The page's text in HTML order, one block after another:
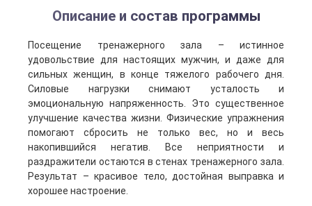
Описание и состав программы
Посещение тренажерного зала – истинное
удовольствие для настоящих мужчин, и даже для
сильных женщин, в конце тяжелого рабочего дня.
Силовые нагрузки снимают усталость и
эмоциональную напряженность. Это существенное
улучшение качества жизни. Физические упражнения
помогают сбросить не только вес, но и весь
накопившийся негатив. Все неприятности и
раздражители остаются в стенах тренажерного зала.
Результат – красивое тело, достойная выправка и
хорошее настроение.